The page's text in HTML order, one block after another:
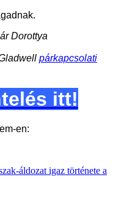
Dorottya
párkapcsolati
itt!
en:
áldozat igaz története a